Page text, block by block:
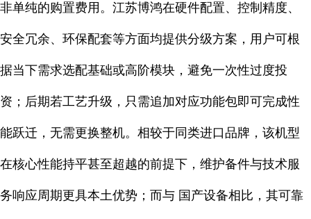
非单纯的购置费用。江苏博鸿在硬件配置、控制精度、
安全冗余、环保配套等方面均提供分级方案，用户可根
据当下需求选配基础或高阶模块，避免一次性过度投
资；后期若工艺升级，只需追加对应功能包即可完成性
能跃迁，无需更换整机。相较于同类进口品牌，该机型
在核心性能持平甚至超越的前提下，维护备件与技术服
务响应周期更具本土优势；而与 国产设备相比，其可靠